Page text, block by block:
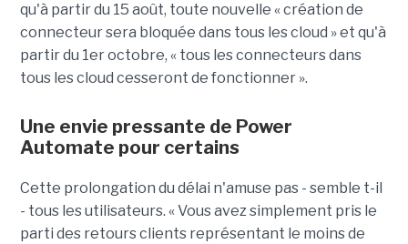
qu'à partir du 15 août, toute nouvelle « création de
connecteur sera bloquée dans tous les cloud » et qu'à
partir du 1er octobre, « tous les connecteurs dans
tous les cloud cesseront de fonctionner ».
Une envie pressante de Power
Automate pour certains
Cette prolongation du délai n'amuse pas - semble t-il
- tous les utilisateurs. « Vous avez simplement pris le
parti des retours clients représentant le moins de